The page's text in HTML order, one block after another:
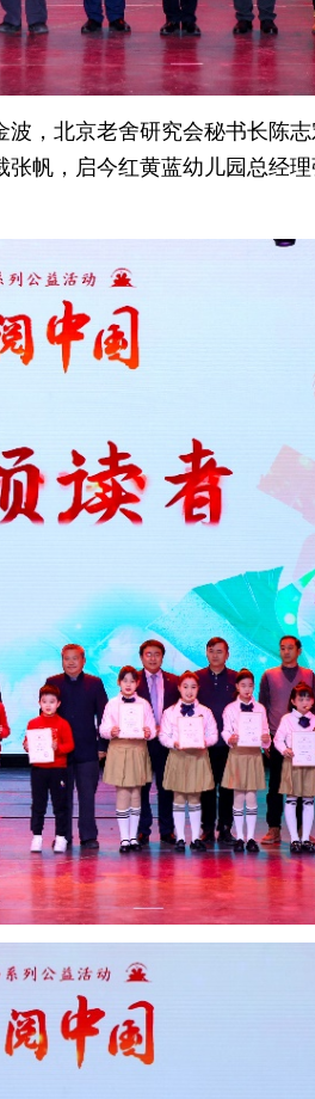
，北京老舍研究会秘书长陈
帆，启今红黄蓝幼儿园总经